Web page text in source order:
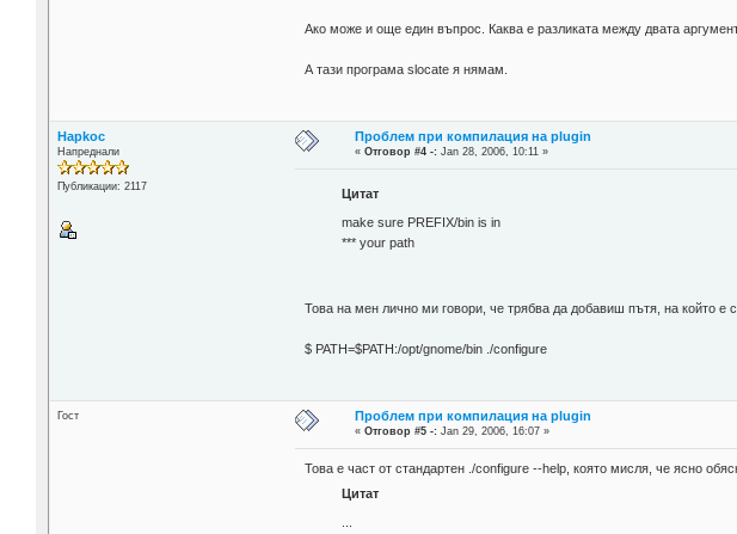
Ако може и още един въпрос. Каква е разликата между двата
А тази програма slocate я нямам.
Hapkoc
Напреднали
Публикации: 2117
Проблем при компилация на plugin
«Отговор #4 -: Jan 28, 2006, 10:11 »
Цитат
make sure PREFIX/bin is in
*** your path
Това на мен лично ми говори, че трябва да добавиш пътя, на който е
$ PATH=$PATH:/opt/gnome/bin ./configure
Гост Проблем при компилация на plugin
«Отговор #5 -: Jan 29, 2006, 16:07 »
Това е част от стандартен ./configure --help, която мисля, че ясно
Цитат